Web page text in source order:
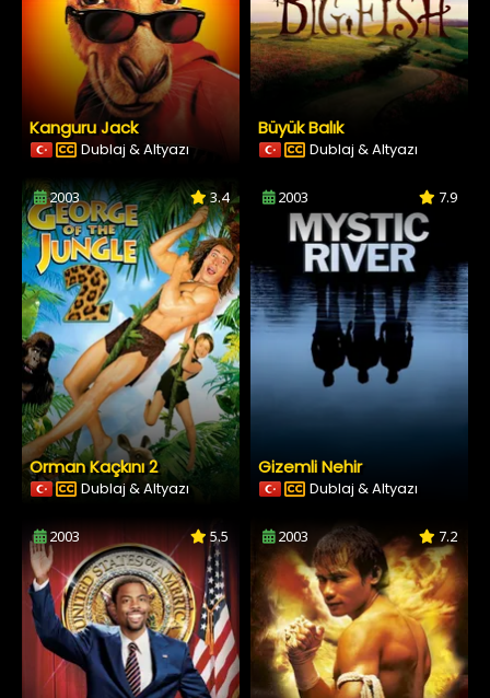
Kanguru Jack
Dublaj & Altyazı
Büyük Balık
Dublaj & Altyazı
2003 3.4
Orman Kaçkını 2
Dublaj & Altyazı
2003 7.9
Gizemli Nehir
Dublaj & Altyazı
2003 5.5 2003 7.2